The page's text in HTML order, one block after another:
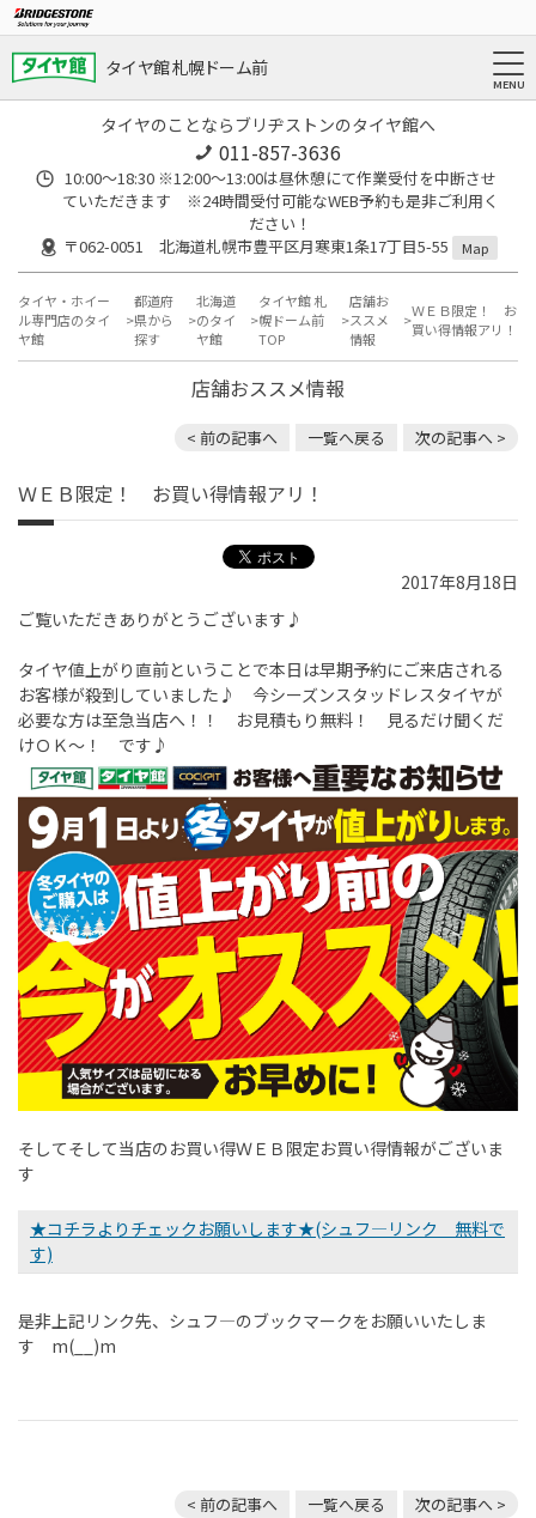
タイヤ館 札幌ドーム前
タイヤのことならブリヂストンのタイヤ館へ
011-857-3636
10:00～18:30 ※12:00～13:00は昼休憩にて作業受付を中断させ
ていただきます ※24時間受付可能なWEB予約も是非ご利用く
ださい！
〒062-0051 北海道札幌市豊平区月寒東1条17丁目5-55
Map
タイヤ・ホイー
ル専門店のタイ
ヤ館
都道府
県から
探す
北海道
のタイ
ヤ館
タイヤ館 札
幌ドーム前
TOP
店舗お
ススメ
情報
ＷＥＢ限定！ お
買い得情報アリ！
店舗おススメ情報
< 前の記事へ 一覧へ戻る 次の記事へ >
ＷＥＢ限定！ お買い得情報アリ！
2017年8月18日
ご覧いただきありがとうございます♪
タイヤ値上がり直前ということで本日は早期予約にご来店される
お客様が殺到していました♪ 今シーズンスタッドレスタイヤが
必要な方は至急当店へ！！ お見積もり無料！ 見るだけ聞くだ
けＯＫ～！ です♪
そしてそして当店のお買い得ＷＥＢ限定お買い得情報がございま
す
★コチラよりチェックお願いします★(シュフ―リンク 無料で
す)
是非上記リンク先、シュフ―のブックマークをお願いいたしま
す m(__)m
< 前の記事へ 一覧へ戻る 次の記事へ >